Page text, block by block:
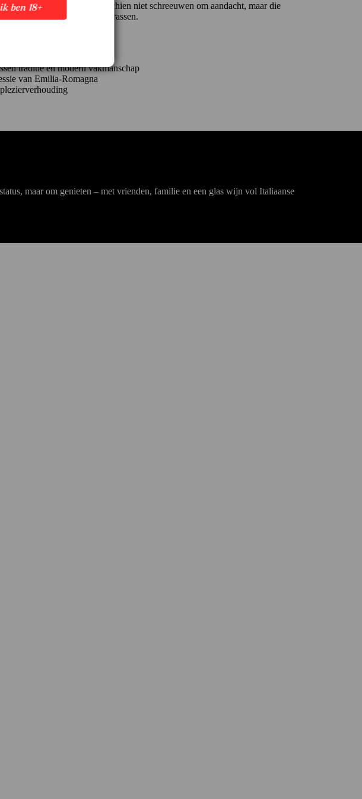
Dat levert wijnen op die misschien niet schreeuwen om aandacht, maar die
en authenticiteit blijven verrassen.
traditie en modern vakmanschap
van Emilia-Romagna
maar om genieten – met vrienden, familie en een glas wijn vol Italiaanse
ben 18+